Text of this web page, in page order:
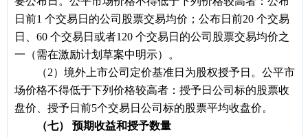
日前1 个交易日的公司股票交易均价；公布日前20 个交易
日、60 个交易日或者120 个交易日的公司股票交易均价之
一（需在激励计划草案中明示）。
（2）境外上市公司定价基准日为股权授予日。公平市
场价格不得低于下列价格较高者：授予日公司标的股票收
盘价、授予日前5个交易日公司标的股票平均收盘价。
（七） 预期收益和授予数量